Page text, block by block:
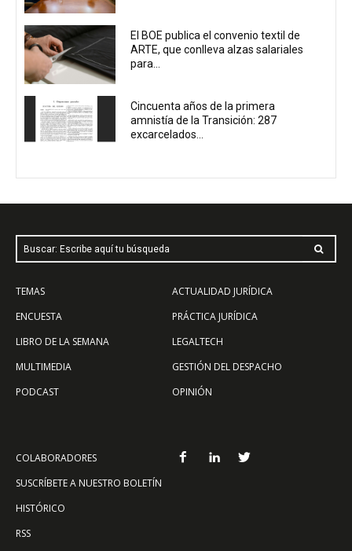
El BOE publica el convenio textil de
ARTE, que conlleva alzas salariales
para...
Cincuenta años de la primera
amnistía de la Transición: 287
excarcelados...
Buscar: Escribe aquí tu búsqueda
TEMAS
ENCUESTA
LIBRO DE LA SEMANA
MULTIMEDIA
PODCAST
ACTUALIDAD JURÍDICA
PRÁCTICA JURÍDICA
LEGALTECH
GESTIÓN DEL DESPACHO
OPINIÓN
COLABORADORES
SUSCRÍBETE A NUESTRO BOLETÍN
HISTÓRICO
RSS